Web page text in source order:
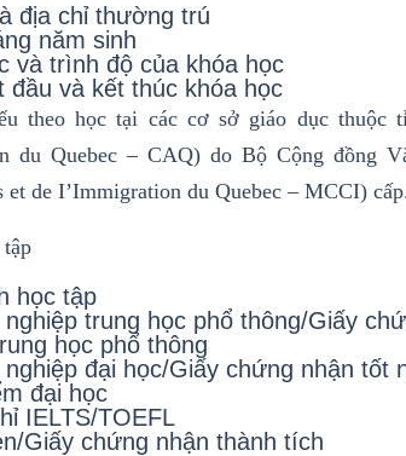
địa chỉ thường trú
năm sinh
và trình độ của khóa học
đầu và kết thúc khóa học
theo học tại các cơ sở giáo dục thuộc
du Quebec – CAQ) do Bộ Cộng đồng
et de I’Immigration du Quebec – MCCI)
học tập
nghiệp trung học phổ thông/Giấy
học phổ thông
đại học/Giấy chứng nhận tốt
đại học
IELTS/TOEFL
Giấy chứng nhận thành tích